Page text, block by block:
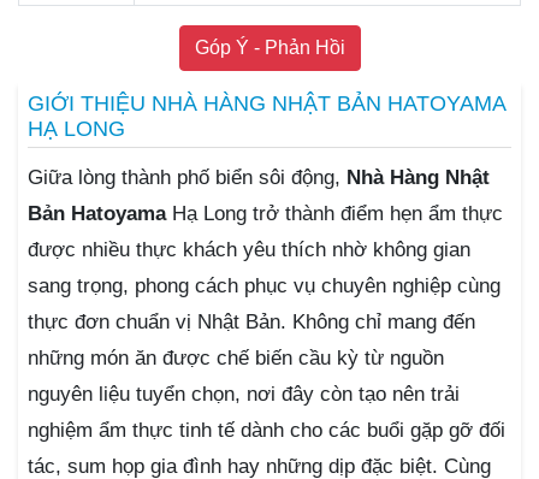
Góp Ý - Phản Hồi
GIỚI THIỆU NHÀ HÀNG NHẬT BẢN HATOYAMA
HẠ LONG
Giữa lòng thành phố biển sôi động, Nhà Hàng Nhật
Bản HatoyamaHạ Long trở thành điểm hẹn ẩm thực
được nhiều thực khách yêu thích nhờ không gian
sang trọng, phong cách phục vụ chuyên nghiệp cùng
thực đơn chuẩn vị Nhật Bản. Không chỉ mang đến
những món ăn được chế biến cầu kỳ từ nguồn
nguyên liệu tuyển chọn, nơi đây còn tạo nên trải
nghiệm ẩm thực tinh tế dành cho các buổi gặp gỡ đối
tác, sum họp gia đình hay những dịp đặc biệt. Cùng